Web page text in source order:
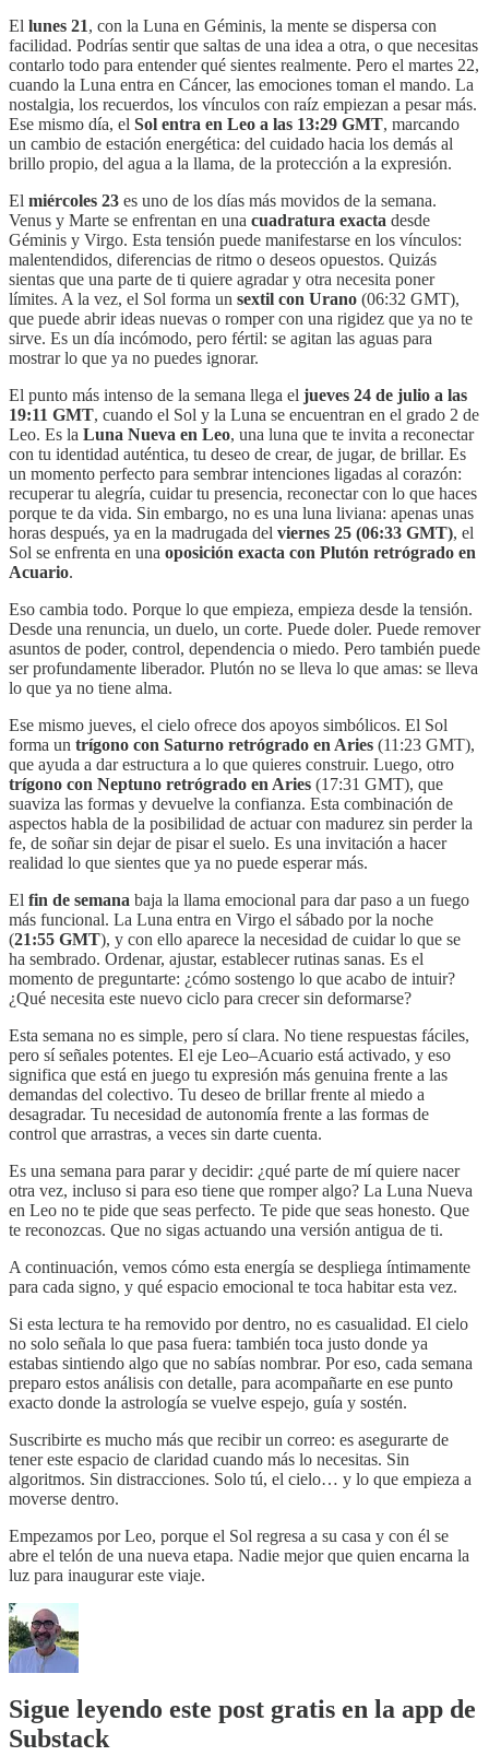
El lunes 21, con la Luna en Géminis, la mente se dispersa con
facilidad. Podrías sentir que saltas de una idea a otra, o que necesitas
contarlo todo para entender qué sientes realmente. Pero el martes 22,
cuando la Luna entra en Cáncer, las emociones toman el mando. La
nostalgia, los recuerdos, los vínculos con raíz empiezan a pesar más.
Ese mismo día, el Sol entra en Leo a las 13:29 GMT, marcando
un cambio de estación energética: del cuidado hacia los demás al
brillo propio, del agua a la llama, de la protección a la expresión.
El miércoles 23 es uno de los días más movidos de la semana.
Venus y Marte se enfrentan en una cuadratura exacta desde
Géminis y Virgo. Esta tensión puede manifestarse en los vínculos:
malentendidos, diferencias de ritmo o deseos opuestos. Quizás
sientas que una parte de ti quiere agradar y otra necesita poner
límites. A la vez, el Sol forma un sextil con Urano (06:32 GMT),
que puede abrir ideas nuevas o romper con una rigidez que ya no te
sirve. Es un día incómodo, pero fértil: se agitan las aguas para
mostrar lo que ya no puedes ignorar.
El punto más intenso de la semana llega el jueves 24 de julio a las
19:11 GMT, cuando el Sol y la Luna se encuentran en el grado 2 de
Leo. Es la Luna Nueva en Leo, una luna que te invita a reconectar
con tu identidad auténtica, tu deseo de crear, de jugar, de brillar. Es
un momento perfecto para sembrar intenciones ligadas al corazón:
recuperar tu alegría, cuidar tu presencia, reconectar con lo que haces
porque te da vida. Sin embargo, no es una luna liviana: apenas unas
horas después, ya en la madrugada del viernes 25 (06:33 GMT), el
Sol se enfrenta en una oposición exacta con Plutón retrógrado en
Acuario.
Eso cambia todo. Porque lo que empieza, empieza desde la tensión.
Desde una renuncia, un duelo, un corte. Puede doler. Puede remover
asuntos de poder, control, dependencia o miedo. Pero también puede
ser profundamente liberador. Plutón no se lleva lo que amas: se lleva
lo que ya no tiene alma.
Ese mismo jueves, el cielo ofrece dos apoyos simbólicos. El Sol
forma un trígono con Saturno retrógrado en Aries (11:23 GMT),
que ayuda a dar estructura a lo que quieres construir. Luego, otro
trígono con Neptuno retrógrado en Aries (17:31 GMT), que
suaviza las formas y devuelve la confianza. Esta combinación de
aspectos habla de la posibilidad de actuar con madurez sin perder la
fe, de soñar sin dejar de pisar el suelo. Es una invitación a hacer
realidad lo que sientes que ya no puede esperar más.
El fin de semana baja la llama emocional para dar paso a un fuego
más funcional. La Luna entra en Virgo el sábado por la noche
(21:55 GMT), y con ello aparece la necesidad de cuidar lo que se
ha sembrado. Ordenar, ajustar, establecer rutinas sanas. Es el
momento de preguntarte: ¿cómo sostengo lo que acabo de intuir?
¿Qué necesita este nuevo ciclo para crecer sin deformarse?
Esta semana no es simple, pero sí clara. No tiene respuestas fáciles,
pero sí señales potentes. El eje Leo–Acuario está activado, y eso
significa que está en juego tu expresión más genuina frente a las
demandas del colectivo. Tu deseo de brillar frente al miedo a
desagradar. Tu necesidad de autonomía frente a las formas de
control que arrastras, a veces sin darte cuenta.
Es una semana para parar y decidir: ¿qué parte de mí quiere nacer
otra vez, incluso si para eso tiene que romper algo? La Luna Nueva
en Leo no te pide que seas perfecto. Te pide que seas honesto. Que
te reconozcas. Que no sigas actuando una versión antigua de ti.
A continuación, vemos cómo esta energía se despliega íntimamente
para cada signo, y qué espacio emocional te toca habitar esta vez.
Si esta lectura te ha removido por dentro, no es casualidad. El cielo
no solo señala lo que pasa fuera: también toca justo donde ya
estabas sintiendo algo que no sabías nombrar. Por eso, cada semana
preparo estos análisis con detalle, para acompañarte en ese punto
exacto donde la astrología se vuelve espejo, guía y sostén.
Suscribirte es mucho más que recibir un correo: es asegurarte de
tener este espacio de claridad cuando más lo necesitas. Sin
algoritmos. Sin distracciones. Solo tú, el cielo… y lo que empieza a
moverse dentro.
Empezamos por Leo, porque el Sol regresa a su casa y con él se
abre el telón de una nueva etapa. Nadie mejor que quien encarna la
luz para inaugurar este viaje.
Sigue leyendo este post gratis en la app de
Substack